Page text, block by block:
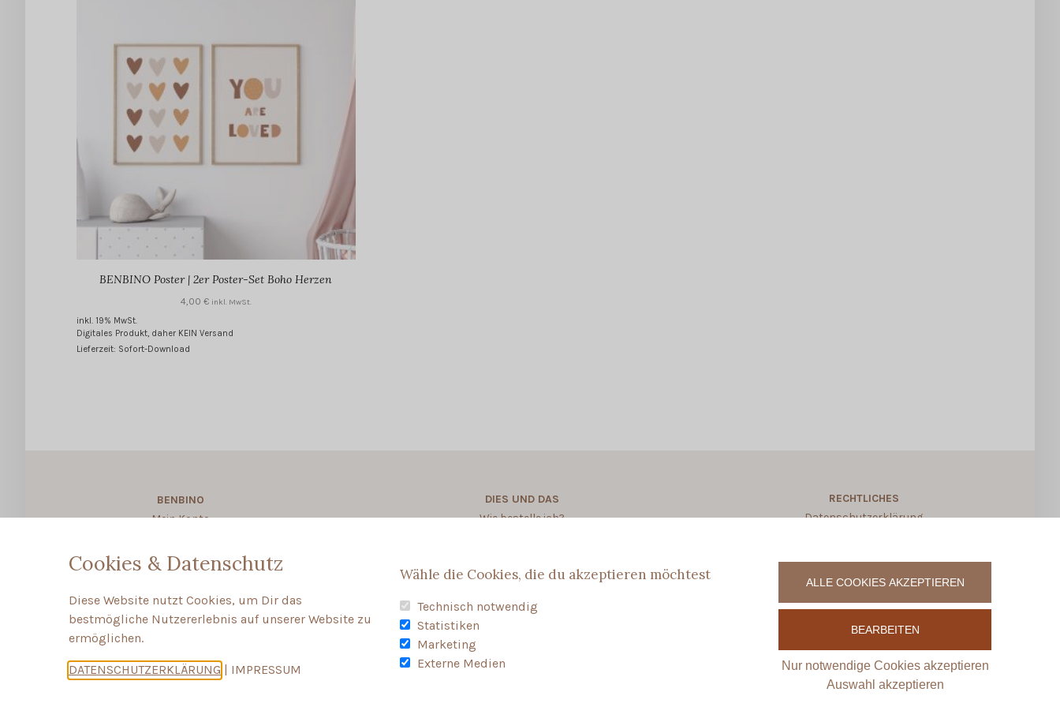
BENBINO Poster | 2er Poster-Set Boho Herzen
4,00 € inkl. MwSt.
inkl. 19% MwSt.
Digitales Produkt, daher KEIN Versand
Lieferzeit: Sofort-Download
BENBINO
Mein Konto
DIES UND DAS
Wie bestelle ich?
RECHTLICHES
Datenschutzerklärung
Vertrag widerrufen
Impressum
Zahlungsweisen
Versand & Lieferung
Kontakt
Cookies & Datenschutz
Diese Website nutzt Cookies, um Dir das
bestmögliche Nutzererlebnis auf unserer Website zu
ermöglichen.
DATENSCHUTZERKLÄRUNG | IMPRESSUM
Wähle die Cookies, die du akzeptieren möchtest
Technisch notwendig
Statistiken
Marketing
Externe Medien
ALLE COOKIES AKZEPTIEREN
BEARBEITEN
Nur notwendige Cookies akzeptieren
Auswahl akzeptieren